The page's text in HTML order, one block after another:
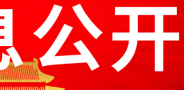
公开